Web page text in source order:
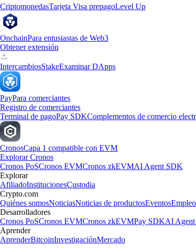
CriptomonedasTarjeta Visa prepagoLevel Up
OnchainPara entusiastas de Web3
Obtener extensión
IntercambiosStakeExaminar DApps
PayPara comerciantes
Registro de comerciantes
Terminal de pagoPay SDKComplementos de comercio
CronosCapa 1 compatible con EVM
Explorar Cronos
Cronos PoSCronos EVMCronos zkEVMAI Agent SDK
Explorar
AfiliadoInstitucionesCustodia
Crypto.com
Quiénes somosNoticiasNoticias de productosEventosEmpleo
Desarrolladores
Cronos PoSCronos EVMCronos zkEVMPay SDKAI
Aprender
AprenderBitcoinInvestigaciónMercado